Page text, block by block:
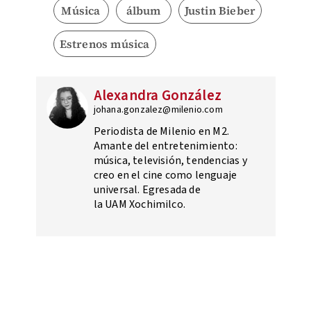
Música álbum Justin Bieber
Estrenos música
Alexandra González
johana.gonzalez@milenio.com
Periodista de Milenio en M2.
Amante del entretenimiento:
música, televisión, tendencias y
creo en el cine como lenguaje
universal. Egresada de
la UAM Xochimilco.